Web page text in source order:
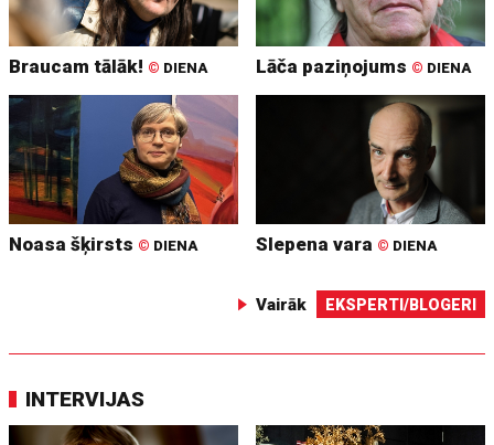
Braucam tālāk! © DIENA Lāča paziņojums © DIENA
Noasa šķirsts © DIENA Slepena vara © DIENA
Vairāk EKSPERTI/BLOGERI
INTERVIJAS